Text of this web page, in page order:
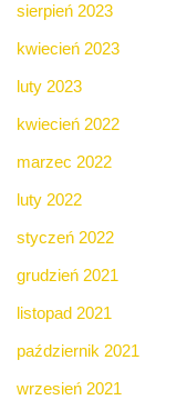
sierpień 2023
kwiecień 2023
luty 2023
kwiecień 2022
marzec 2022
luty 2022
styczeń 2022
grudzień 2021
listopad 2021
październik 2021
wrzesień 2021